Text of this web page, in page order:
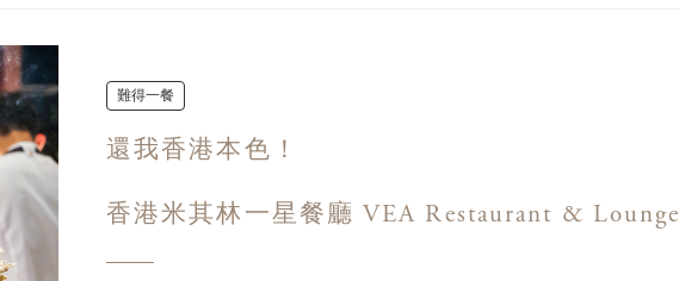
難得一餐
還我香港本色！
香港米其林一星餐廳 VEA Restaurant & Lounge